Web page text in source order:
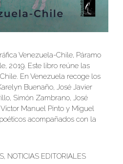
Venezuela-Chile, Páramo
2019. Este libro reúne las
En Venezuela recoge los
Buenaño, José Javier
Simón Zambrano, José
Manuel Pinto y Miguel
acompañados con la
, NOTICIAS EDITORIALES